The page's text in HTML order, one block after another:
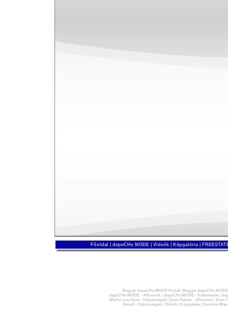
Főoldal depeCHe MODE Videók Képgaléria
Magyar depeCHe MODE Portál
Magyar depeCHe
depeCHe MODE - Albumok| depeCHe MODE - Kislemezek|
Martin Lee Gore - Dalszövegek| Dave Gahan - Albumok|
Dave
Recoil - Dalszövegek| Videók| Képgaléria| Devotee Map